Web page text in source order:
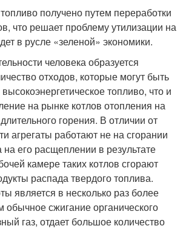
получено путем переработки
что решает проблему утилизации на
в русле «зеленой» экономики.
человека образуется
отходов, которые могут быть
топливо, что и
на рынке котлов отопления на
горения. В отличии от
агрегаты работают не на сгорании
его расщеплении в результате
камере таких котлов сгорают
распада твердого топлива.
является в несколько раз более
сжигание органического
газ, отдает большое количество